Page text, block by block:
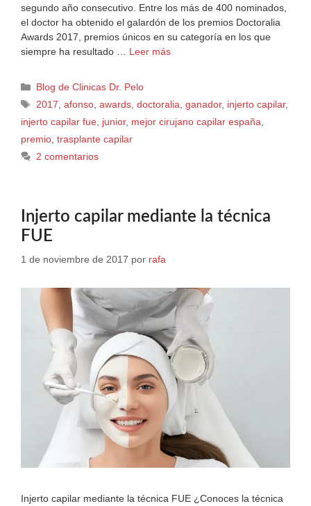
segundo año consecutivo. Entre los más de 400 nominados,
el doctor ha obtenido el galardón de los premios Doctoralia
Awards 2017, premios únicos en su categoría en los que
siempre ha resultado … Leer más
Blog de Clinicas Dr. Pelo
2017,afonso,awards,doctoralia,ganador, injerto capilar,
injerto capilar fue, junior, mejor cirujano capilar españa,
premio, trasplante capilar
2 comentarios
Injerto capilar mediante la técnica
FUE
1 de noviembre de 2017 por rafa
Injerto capilar mediante la técnica FUE ¿Conoces la técnica